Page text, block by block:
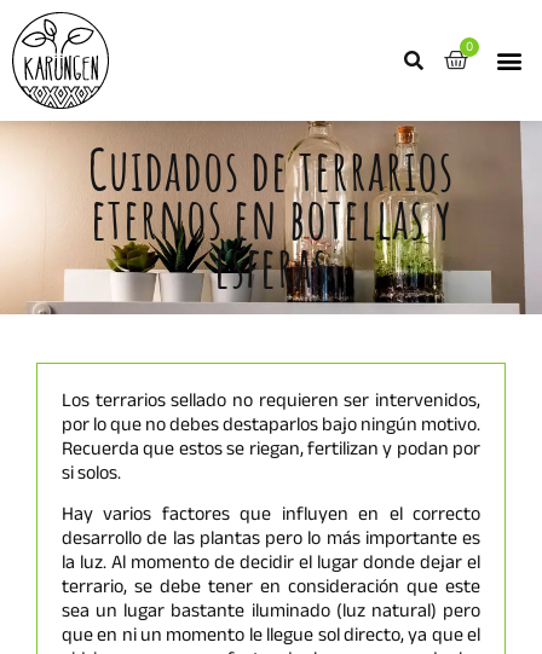
0
Cuidados de terrarios
eternos en botellas y
esferas
Los terrarios sellado no requieren ser intervenidos,
por lo que no debes destaparlos bajo ningún motivo.
Recuerda que estos se riegan, fertilizan y podan por
si solos.
Hay varios factores que influyen en el correcto
desarrollo de las plantas pero lo más importante es
la luz. Al momento de decidir el lugar donde dejar el
terrario, se debe tener en consideración que este
sea un lugar bastante iluminado (luz natural) pero
que en ni un momento le llegue sol directo, ya que el